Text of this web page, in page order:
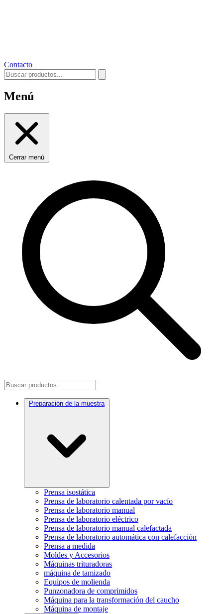
Contacto
Menú
Cerrar menú
Preparación de la muestra
Prensa isostática
Prensa de laboratorio calentada por vacío
Prensa de laboratorio manual
Prensa de laboratorio eléctrico
Prensa de laboratorio manual calefactada
Prensa de laboratorio automática con calefacción
Prensa a medida
Moldes y Accesorios
Máquinas trituradoras
máquina de tamizado
Equipos de molienda
Punzonadora de comprimidos
Máquina para la transformación del caucho
Máquina de montaje